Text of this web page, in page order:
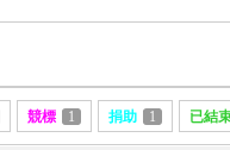
競標 1 捐助 1 已結